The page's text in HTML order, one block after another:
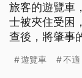
旅客的遊覽車
士被夾住受困
查後，將肇事
遊覽車 不適